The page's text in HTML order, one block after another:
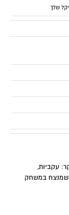
שלך
ב-4 בבוקר: עקביות,
שמנצח במשחק